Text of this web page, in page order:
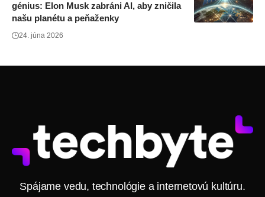
génius: Elon Musk zabráni AI, aby zničila
našu planétu a peňaženky
24. júna 2026
Spájame vedu, technológie a internetovú kultúru.